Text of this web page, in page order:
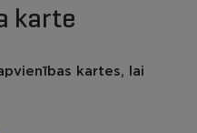
karte
kartes, lai